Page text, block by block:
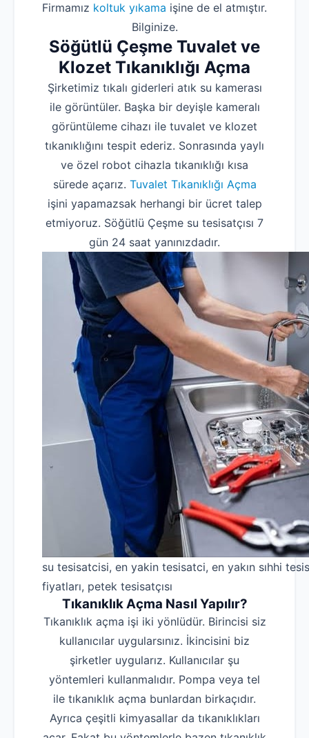
Firmamız koltuk yıkama işine de el atmıştır.
Bilginize.
Söğütlü Çeşme Tuvalet ve
Klozet Tıkanıklığı Açma
Şirketimiz tıkalı giderleri atık su kamerası
ile görüntüler. Başka bir deyişle kameralı
görüntüleme cihazı ile tuvalet ve klozet
tıkanıklığını tespit ederiz. Sonrasında yaylı
ve özel robot cihazla tıkanıklığı kısa
sürede açarız. Tuvalet Tıkanıklığı Açma
işini yapamazsak herhangi bir ücret talep
etmiyoruz. Söğütlü Çeşme su tesisatçısı 7
gün 24 saat yanınızdadır.
su tesisatcisi, en yakin tesisatci, en yakın sıhhi
fiyatları, petek tesisatçısı
Tıkanıklık Açma Nasıl Yapılır?
Tıkanıklık açma işi iki yönlüdür. Birincisi siz
kullanıcılar uygularsınız. İkincisini biz
şirketler uygularız. Kullanıcılar şu
yöntemleri kullanmalıdır. Pompa veya tel
ile tıkanıklık açma bunlardan birkaçıdır.
Ayrıca çeşitli kimyasallar da tıkanıklıkları